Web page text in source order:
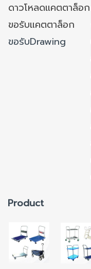
ดาวโหลดแคตตาล็อก
ขอรับแคตตาล็อก
ขอรับDrawing
Product